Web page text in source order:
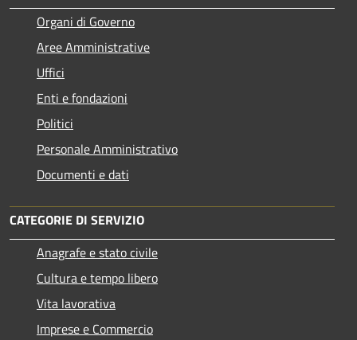
Organi di Governo
Aree Amministrative
Uffici
Enti e fondazioni
Politici
Personale Amministrativo
Documenti e dati
CATEGORIE DI SERVIZIO
Anagrafe e stato civile
Cultura e tempo libero
Vita lavorativa
Imprese e Commercio